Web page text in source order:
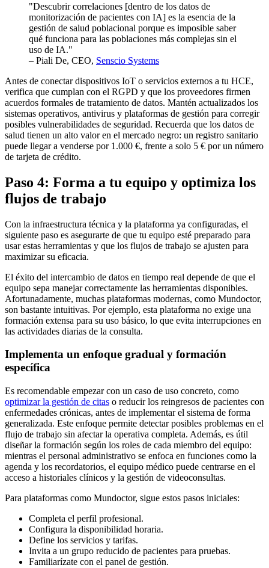
"Descubrir correlaciones [dentro de los datos de
monitorización de pacientes con IA] es la esencia de la
gestión de salud poblacional porque es imposible saber
qué funciona para las poblaciones más complejas sin el
uso de IA."
– Piali De, CEO, Senscio Systems
Antes de conectar dispositivos IoT o servicios externos a tu HCE,
verifica que cumplan con el RGPD y que los proveedores firmen
acuerdos formales de tratamiento de datos. Mantén actualizados los
sistemas operativos, antivirus y plataformas de gestión para corregir
posibles vulnerabilidades de seguridad. Recuerda que los datos de
salud tienen un alto valor en el mercado negro: un registro sanitario
puede llegar a venderse por 1.000 €, frente a solo 5 € por un número
de tarjeta de crédito.
Paso 4: Forma a tu equipo y optimiza los
flujos de trabajo
Con la infraestructura técnica y la plataforma ya configuradas, el
siguiente paso es asegurarte de que tu equipo esté preparado para
usar estas herramientas y que los flujos de trabajo se ajusten para
maximizar su eficacia.
El éxito del intercambio de datos en tiempo real depende de que el
equipo sepa manejar correctamente las herramientas disponibles.
Afortunadamente, muchas plataformas modernas, como Mundoctor,
son bastante intuitivas. Por ejemplo, esta plataforma no exige una
formación extensa para su uso básico, lo que evita interrupciones en
las actividades diarias de la consulta.
Implementa un enfoque gradual y formación
específica
Es recomendable empezar con un caso de uso concreto, como
optimizar la gestión de citas o reducir los reingresos de pacientes con
enfermedades crónicas, antes de implementar el sistema de forma
generalizada. Este enfoque permite detectar posibles problemas en el
flujo de trabajo sin afectar la operativa completa. Además, es útil
diseñar la formación según los roles de cada miembro del equipo:
mientras el personal administrativo se enfoca en funciones como la
agenda y los recordatorios, el equipo médico puede centrarse en el
acceso a historiales clínicos y la gestión de videoconsultas.
Para plataformas como Mundoctor, sigue estos pasos iniciales:
Completa el perfil profesional.
Configura la disponibilidad horaria.
Define los servicios y tarifas.
Invita a un grupo reducido de pacientes para pruebas.
Familiarízate con el panel de gestión.